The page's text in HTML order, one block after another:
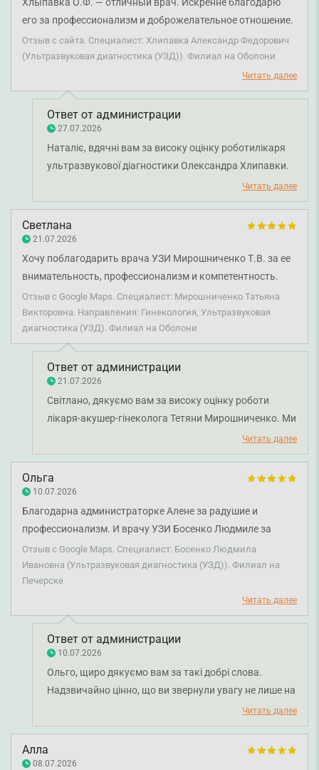
важливими принципами роботи нашої команди. Ми
цінуємо довіру наших пацієнтів і раді, що ви відчули
підтримку та впевненість під час звернення до
спеціалістів. Бажаємо вам міцного здоров'я!
Хлыпавка О.Ф. — отличный врач. Искренне благодарю
его за профессионализм и доброжелательное отношение.
После приема остались только положительные
впечатления.
Отзыв с сайта. Специалист: Хлипавка Александр Федорович
(Ультразвуковая диагностика (УЗД)). Филиал на Оболони
Читать далее
Ответ от администрации
27.07.2026
Наталіє, вдячні вам за високу оцінку роботилікаря
ультразвукової діагностики Олександра Хлипавки.
Нам приємно знати, що уважне ставлення та
професійний підхід лікаря зробили ваш візит
комфортним і залишили позитивні враження.
Бажаємо вам міцного здоров’я!
Читать далее
Светлана
21.07.2026
Хочу поблагодарить врача УЗИ Мирошниченко Т.В. за ее
внимательность, профессионализм и компетентность.
Отзыв с Google Maps. Специалист: Мирошниченко Татьяна
Викторовна. Направления: Гинекология, Ультразвуковая
диагностика (УЗД). Филиал на Оболони
Ответ от администрации
21.07.2026
Світлано, дякуємо вам за високу оцінку роботи
лікаря-акушер-гінеколога Тетяни Мирошниченко. Ми
раді, що ви відзначили професіоналізм, уважність до
деталей і компетентність лікарки під час проведення
Читать далее
Ольга
10.07.2026
Благодарна администраторке Алене за радушие и
профессионализм. И врачу УЗИ Босенко Людмиле за
отличный прием.
Отзыв с Google Maps. Специалист: Босенко Людмила
Ивановна (Ультразвуковая диагностика (УЗД)). Филиал на
Печерске
Читать далее
Ответ от администрации
10.07.2026
Ольго, щиро дякуємо вам за такі добрі слова.
Надзвичайно цінно, що ви звернули увагу не лише на
діагностики Людмили Босенко, а й на турботу та
привітність нашого адміністратора. Бажаємо вам
міцного здоров'я!
Читать далее
Алла
08.07.2026